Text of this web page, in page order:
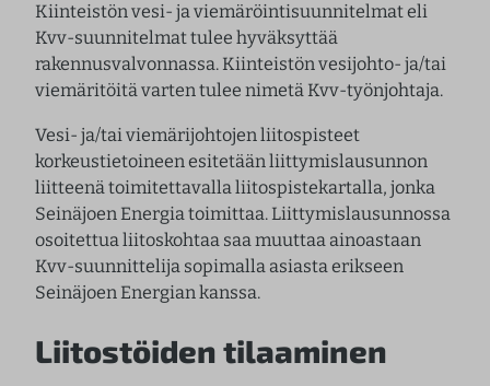
Kiinteistön vesi- ja viemäröintisuunnitelmat eli
Kvv-suunnitelmat tulee hyväksyttää
rakennusvalvonnassa. Kiinteistön vesijohto- ja/tai
viemäritöitä varten tulee nimetä Kvv-työnjohtaja.
Vesi- ja/tai viemärijohtojen liitospisteet
korkeustietoineen esitetään liittymislausunnon
liitteenä toimitettavalla liitospistekartalla, jonka
Seinäjoen Energia toimittaa. Liittymislausunnossa
osoitettua liitoskohtaa saa muuttaa ainoastaan
Kvv-suunnittelija sopimalla asiasta erikseen
Seinäjoen Energian kanssa.
Liitostöiden tilaaminen